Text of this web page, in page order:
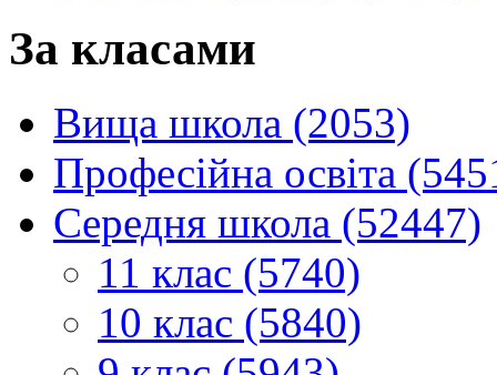
За класами
Вища школа (2053)
Професійна освіта
Середня школа (52447)
11 клас (5740)
10 клас (5840)